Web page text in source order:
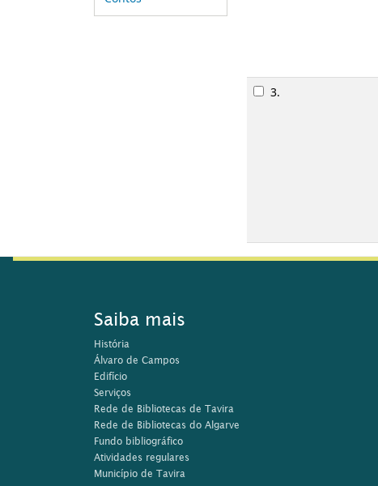
3.
Saiba mais
História
Álvaro de Campos
Edifício
Serviços
Rede de Bibliotecas de Tavira
Rede de Bibliotecas do Algarve
Fundo bibliográfico
Atividades regulares
Município de Tavira